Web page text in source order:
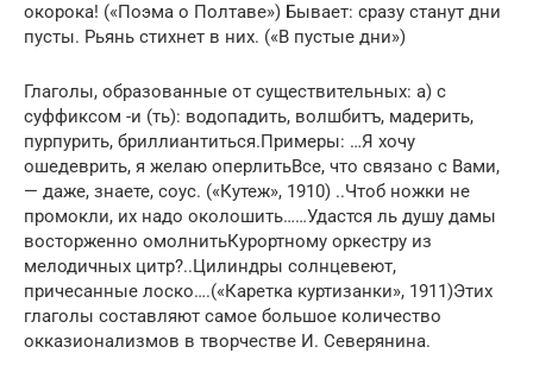
окорока! («Поэма о Полтаве») Бывает: сразу станут дни
пусты. Рьянь стихнет в них. («В пустые дни»)
Глаголы, образованные от существительных: а) с
суффиксом -и (ть): водопадить, волшбитъ, мадерить,
пурпурить, бриллиантиться.Примеры: …Я хочу
ошедеврить, я желаю оперлитьВсе, что связано с Вами,
— даже, знаете, соус. («Кутеж», 1910) ..Чтоб ножки не
промокли, их надо околошить……Удастся ль душу дамы
восторженно омолнитьКурортному оркестру из
мелодичных цитр?..Цилиндры солнцевеют,
причесанные лоско….(«Каретка куртизанки», 1911)Этих
глаголы составляют самое большое количество
окказионализмов в творчестве И. Северянина.